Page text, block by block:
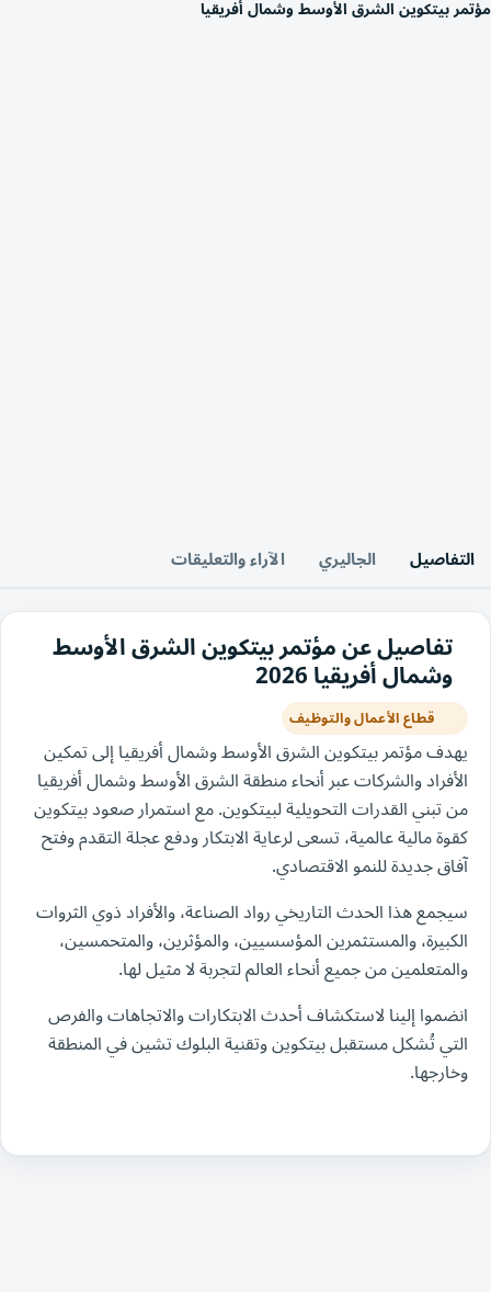
مؤتمر بيتكوين الشرق الأوسط وشمال أفريقيا
التفاصيل الجاليري الآراء والتعليقات
تفاصيل عن مؤتمر بيتكوين الشرق الأوسط
وشمال أفريقيا 2026
قطاع الأعمال والتوظيف
يهدف مؤتمر بيتكوين الشرق الأوسط وشمال أفريقيا إلى تمكين
الأفراد والشركات عبر أنحاء منطقة الشرق الأوسط وشمال أفريقيا
من تبني القدرات التحويلية لبيتكوين. مع استمرار صعود بيتكوين
كقوة مالية عالمية، تسعى لرعاية الابتكار ودفع عجلة التقدم وفتح
آفاق جديدة للنمو الاقتصادي.
سيجمع هذا الحدث التاريخي رواد الصناعة، والأفراد ذوي الثروات
الكبيرة، والمستثمرين المؤسسيين، والمؤثرين، والمتحمسين،
والمتعلمين من جميع أنحاء العالم لتجربة لا مثيل لها.
انضموا إلينا لاستكشاف أحدث الابتكارات والاتجاهات والفرص
التي تُشكل مستقبل بيتكوين وتقنية البلوك تشين في المنطقة
وخارجها.